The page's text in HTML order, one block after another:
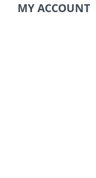
MY ACCOUNT